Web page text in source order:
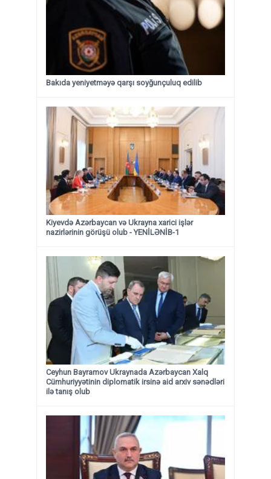
Bakıda yeniyetməyə qarşı soyğunçuluq edilib
Kiyevdə Azərbaycan və Ukrayna xarici işlər
nazirlərinin görüşü olub - YENİLƏNİB-1
Ceyhun Bayramov Ukraynada Azərbaycan Xalq
Cümhuriyyətinin diplomatik irsinə aid arxiv sənədləri
ilə tanış olub